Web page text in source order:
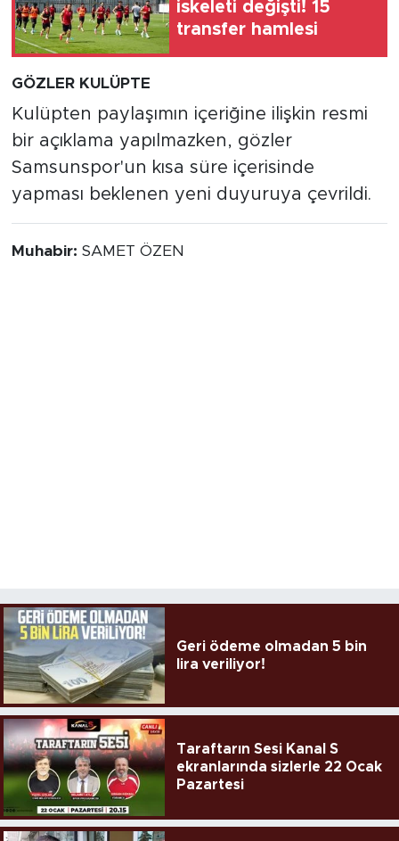
iskeleti değişti! 15
transfer hamlesi
GÖZLER KULÜPTE
Kulüpten paylaşımın içeriğine ilişkin resmi
bir açıklama yapılmazken, gözler
Samsunspor'un kısa süre içerisinde
yapması beklenen yeni duyuruya çevrildi.
Muhabir: SAMET ÖZEN
Geri ödeme olmadan 5 bin
lira veriliyor!
Taraftarın Sesi Kanal S
ekranlarında sizlerle 22 Ocak
Pazartesi